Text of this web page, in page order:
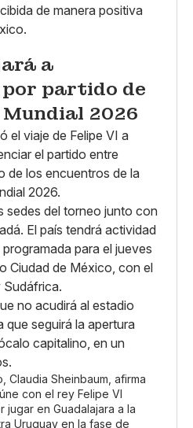
de manera positiva
a
partido de
Mundial 2026
el viaje de Felipe VI a
el partido entre
de los encuentros de la
2026.
sedes del torneo junto con
El país tendrá actividad
para el jueves
Ciudad de México, con el
no acudirá al estadio
seguirá la apertura
capitalino, en un
Claudia Sheinbaum, afirma
con el rey Felipe VI
jugar en Guadalajara a la
Uruguay en la fase de